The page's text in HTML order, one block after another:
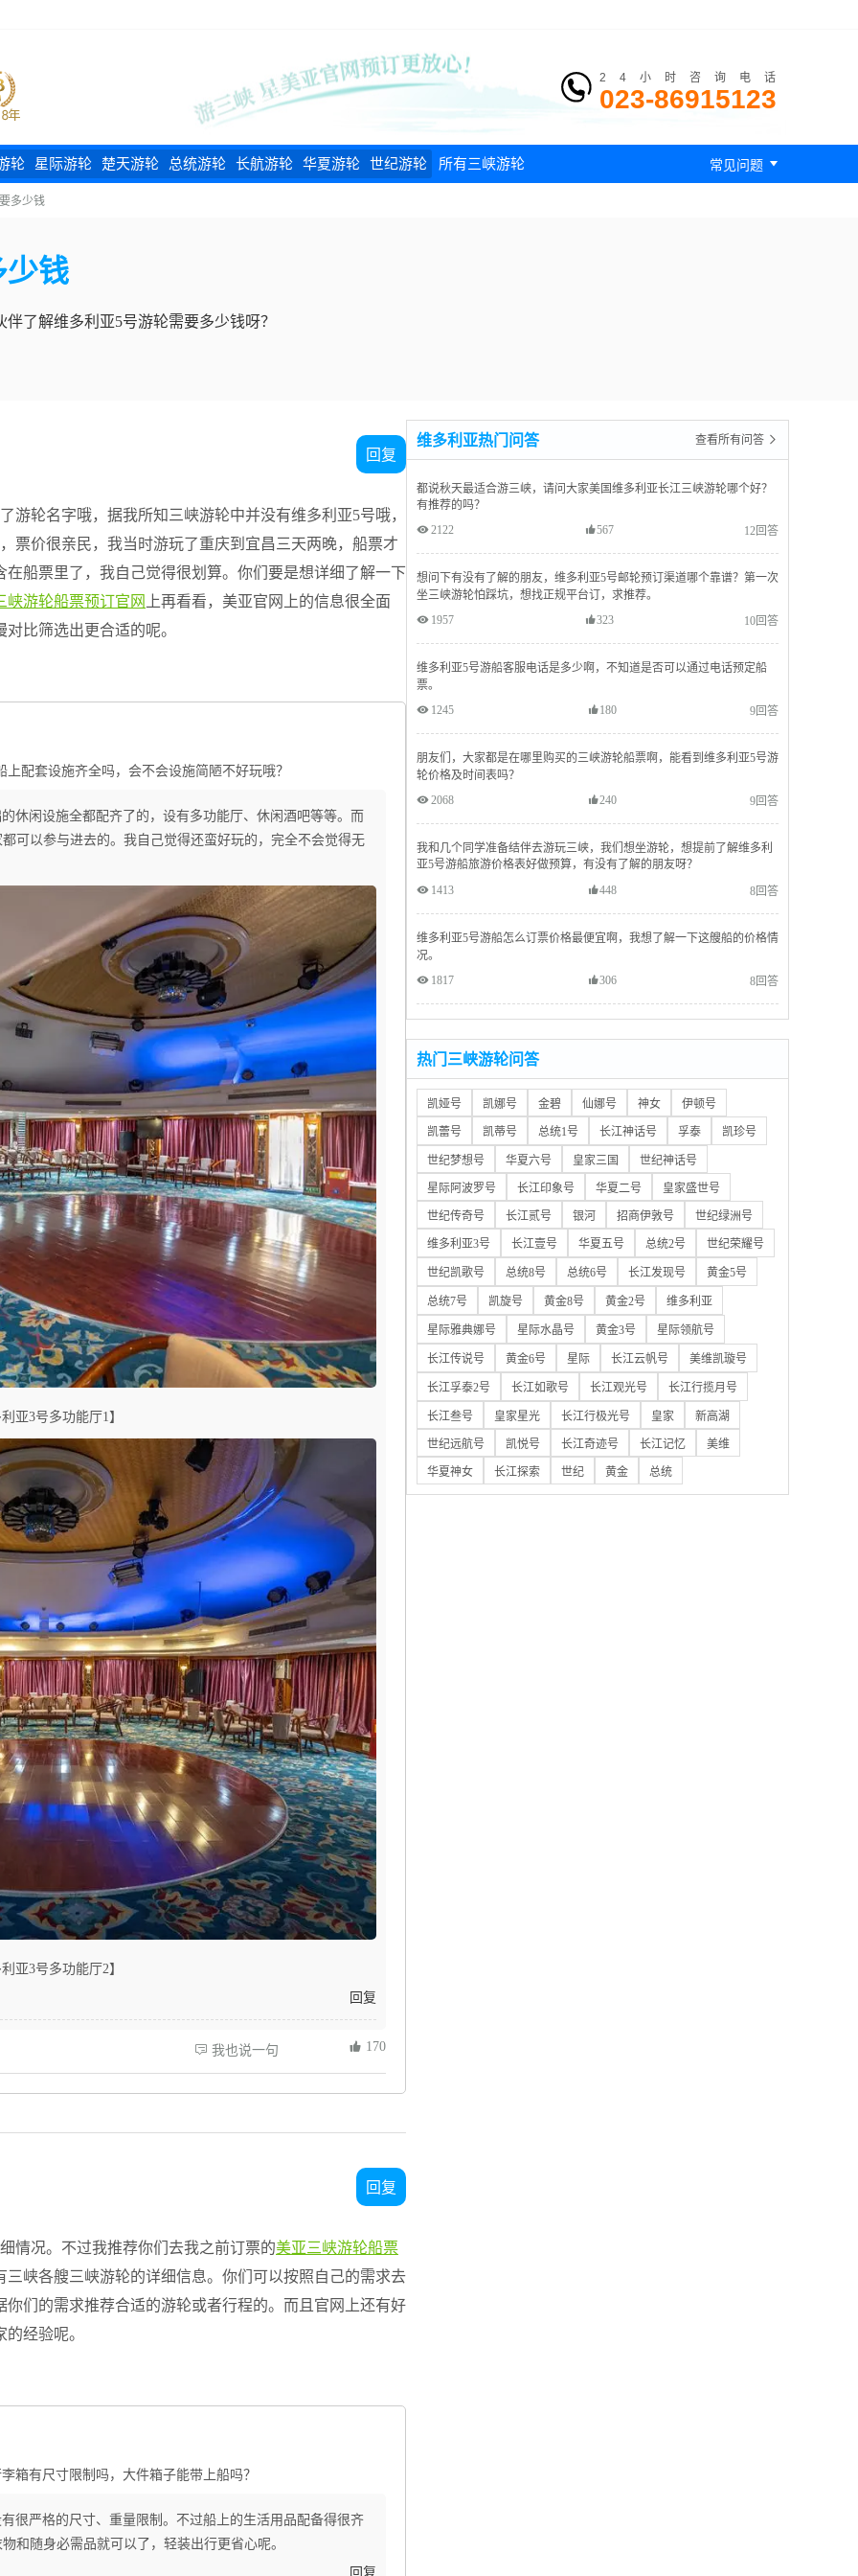
24小时咨询电话
023-86915123
轮 星际游轮 楚天游轮 总统游轮 长航游轮 华夏游轮 世纪游轮 所有三峡游轮 常见问题 
多少钱
少钱
了解维多利亚5号游轮需要多少钱呀？
回复
游轮名字哦，据我所知三峡游轮中并没有维多利亚5号哦，
票价很亲民，我当时游玩了重庆到宜昌三天两晚，船票才
船票里了，我自己觉得很划算。你们要是想详细了解一下
峡游轮船票预订官网
上再看看，美亚官网上的信息很全面
比筛选出更合适的呢。
配套设施齐全吗，会不会设施简陋不好玩哦？
休闲设施全都配齐了的，设有多功能厅、休闲酒吧等等。而
可以参与进去的。我自己觉得还蛮好玩的，完全不会觉得无
亚3号多功能厅1】
亚3号多功能厅2】
回复
 170
 我也说一句
回复
情况。不过我推荐你们去我之前订票的美亚三峡游轮船票
峡各艘三峡游轮的详细信息。你们可以按照自己的需求去
们的需求推荐合适的游轮或者行程的。而且官网上还有好
经验呢。
箱有尺寸限制吗，大件箱子能带上船吗？
很严格的尺寸、重量限制。不过船上的生活用品配备得很齐
和随身必需品就可以了，轻装出行更省心呢。
回复
维多利亚热门问答 查看所有问答 
都说秋天最适合游三峡，请问大家美国维多利亚长江三峡游轮哪个好？
有推荐的吗？
 2122
567 12回答
想问下有没有了解的朋友，维多利亚5号邮轮预订渠道哪个靠谱？第一次
坐三峡游轮怕踩坑，想找正规平台订，求推荐。
 1957
323 10回答
维多利亚5号游船客服电话是多少啊，不知道是否可以通过电话预定船
票。
 1245
180 9回答
朋友们，大家都是在哪里购买的三峡游轮船票啊，能看到维多利亚5号游
轮价格及时间表吗？
 2068
240 9回答
我和几个同学准备结伴去游玩三峡，我们想坐游轮，想提前了解维多利
亚5号游船旅游价格表好做预算，有没有了解的朋友呀？
 1413 448 8回答
维多利亚5号游船怎么订票价格最便宜啊，我想了解一下这艘船的价格情
况。
 1817
306 8回答
热门三峡游轮问答
凯娅号 凯娜号 金碧 仙娜号 神女 伊顿号
凯蕾号 凯蒂号 总统1号 长江神话号 孚泰 凯珍号
世纪梦想号 华夏六号 皇家三国 世纪神话号
星际阿波罗号 长江印象号 华夏二号 皇家盛世号
世纪传奇号 长江贰号 银河 招商伊敦号 世纪绿洲号
维多利亚3号 长江壹号 华夏五号 总统2号 世纪荣耀号
世纪凯歌号 总统8号 总统6号 长江发现号 黄金5号
总统7号 凯旋号 黄金8号 黄金2号 维多利亚
星际雅典娜号 星际水晶号 黄金3号 星际领航号
长江传说号 黄金6号 星际 长江云帆号 美维凯璇号
长江孚泰2号 长江如歌号 长江观光号 长江行揽月号
长江叁号 皇家星光 长江行极光号 皇家 新高湖
世纪远航号 凯悦号 长江奇迹号 长江记忆 美维
华夏神女 长江探索 世纪 黄金 总统